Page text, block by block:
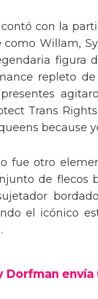
con la
como Willam,
figura
repleto
Trans
because
fue otro
de flecos
el icónico
Dorfman envía